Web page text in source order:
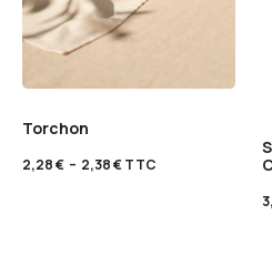
Torchon
2,28€ – 2,38€TTC